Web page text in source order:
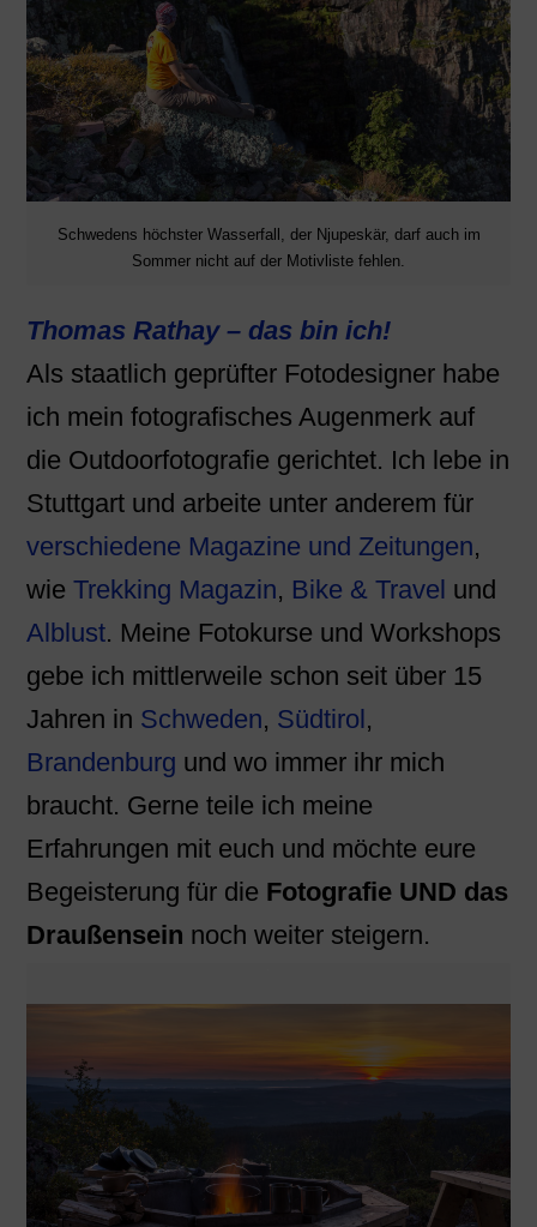
Schwedens höchster Wasserfall, der Njupeskär, darf auch im
Sommer nicht auf der Motivliste fehlen.
Thomas Rathay – das bin ich!
Als staatlich geprüfter Fotodesigner habe
ich mein fotografisches Augenmerk auf
die Outdoorfotografie gerichtet. Ich lebe in
Stuttgart und arbeite unter anderem für
verschiedene Magazine und Zeitungen,
wie Trekking Magazin, Bike & Travel und
Alblust. Meine Fotokurse und Workshops
gebe ich mittlerweile schon seit über 15
Jahren in Schweden, Südtirol,
Brandenburg und wo immer ihr mich
braucht. Gerne teile ich meine
Erfahrungen mit euch und möchte eure
Begeisterung für die Fotografie UND das
Draußensein noch weiter steigern.